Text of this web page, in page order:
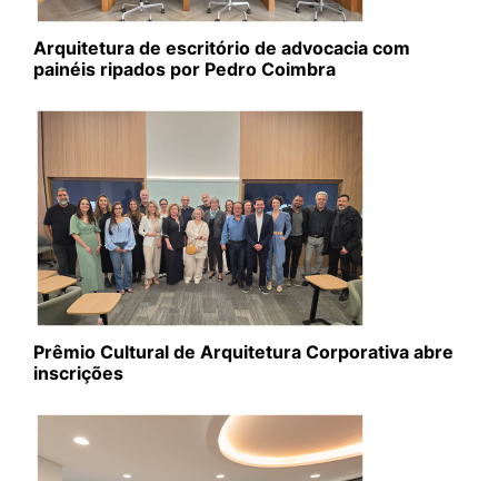
Arquitetura de escritório de advocacia com
painéis ripados por Pedro Coimbra
Prêmio Cultural de Arquitetura Corporativa abre
inscrições